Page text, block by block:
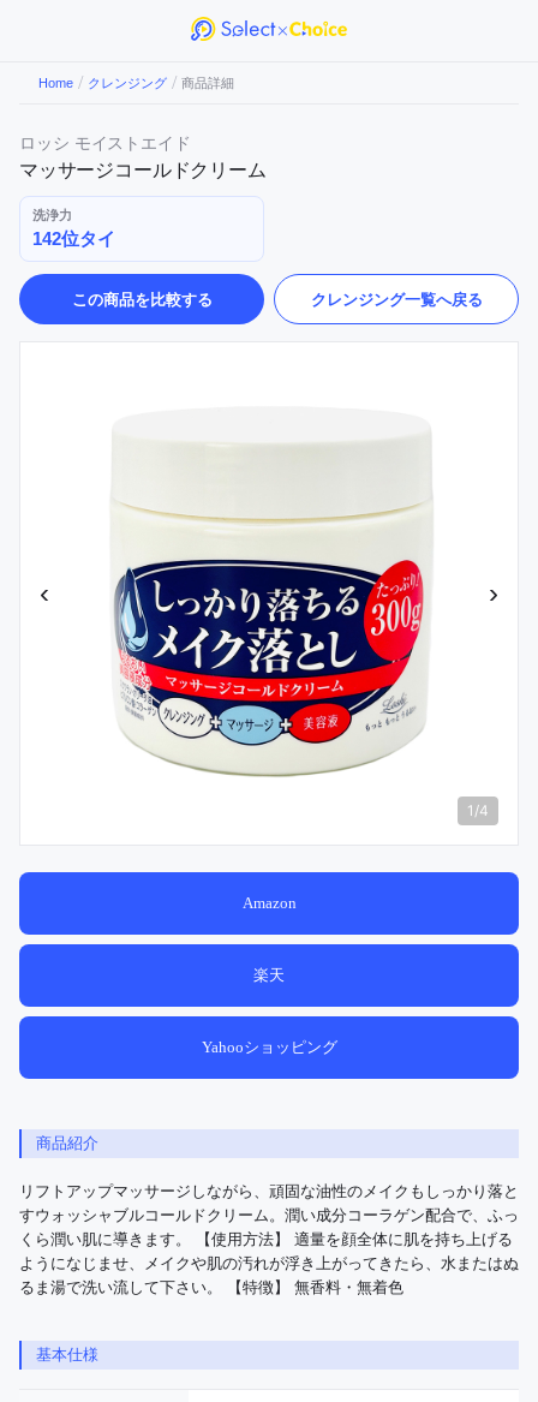
Home / クレンジング / 商品詳細
ロッシ モイストエイド
マッサージコールドクリーム
洗浄力
142位タイ
この商品を比較する クレンジング一覧へ戻る
‹ ›
1 /4
Amazon
楽天
Yahooショッピング
商品紹介
リフトアップマッサージしながら、頑固な油性のメイクもしっかり落と
すウォッシャブルコールドクリーム。潤い成分コーラゲン配合で、ふっ
くら潤い肌に導きます。 【使用方法】 適量を顔全体に肌を持ち上げる
ようになじませ、メイクや肌の汚れが浮き上がってきたら、水またはぬ
るま湯で洗い流して下さい。 【特徴】 無香料・無着色
基本仕様